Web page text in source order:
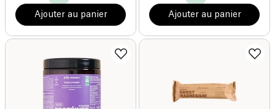
Ajouter au panier Ajouter au panier